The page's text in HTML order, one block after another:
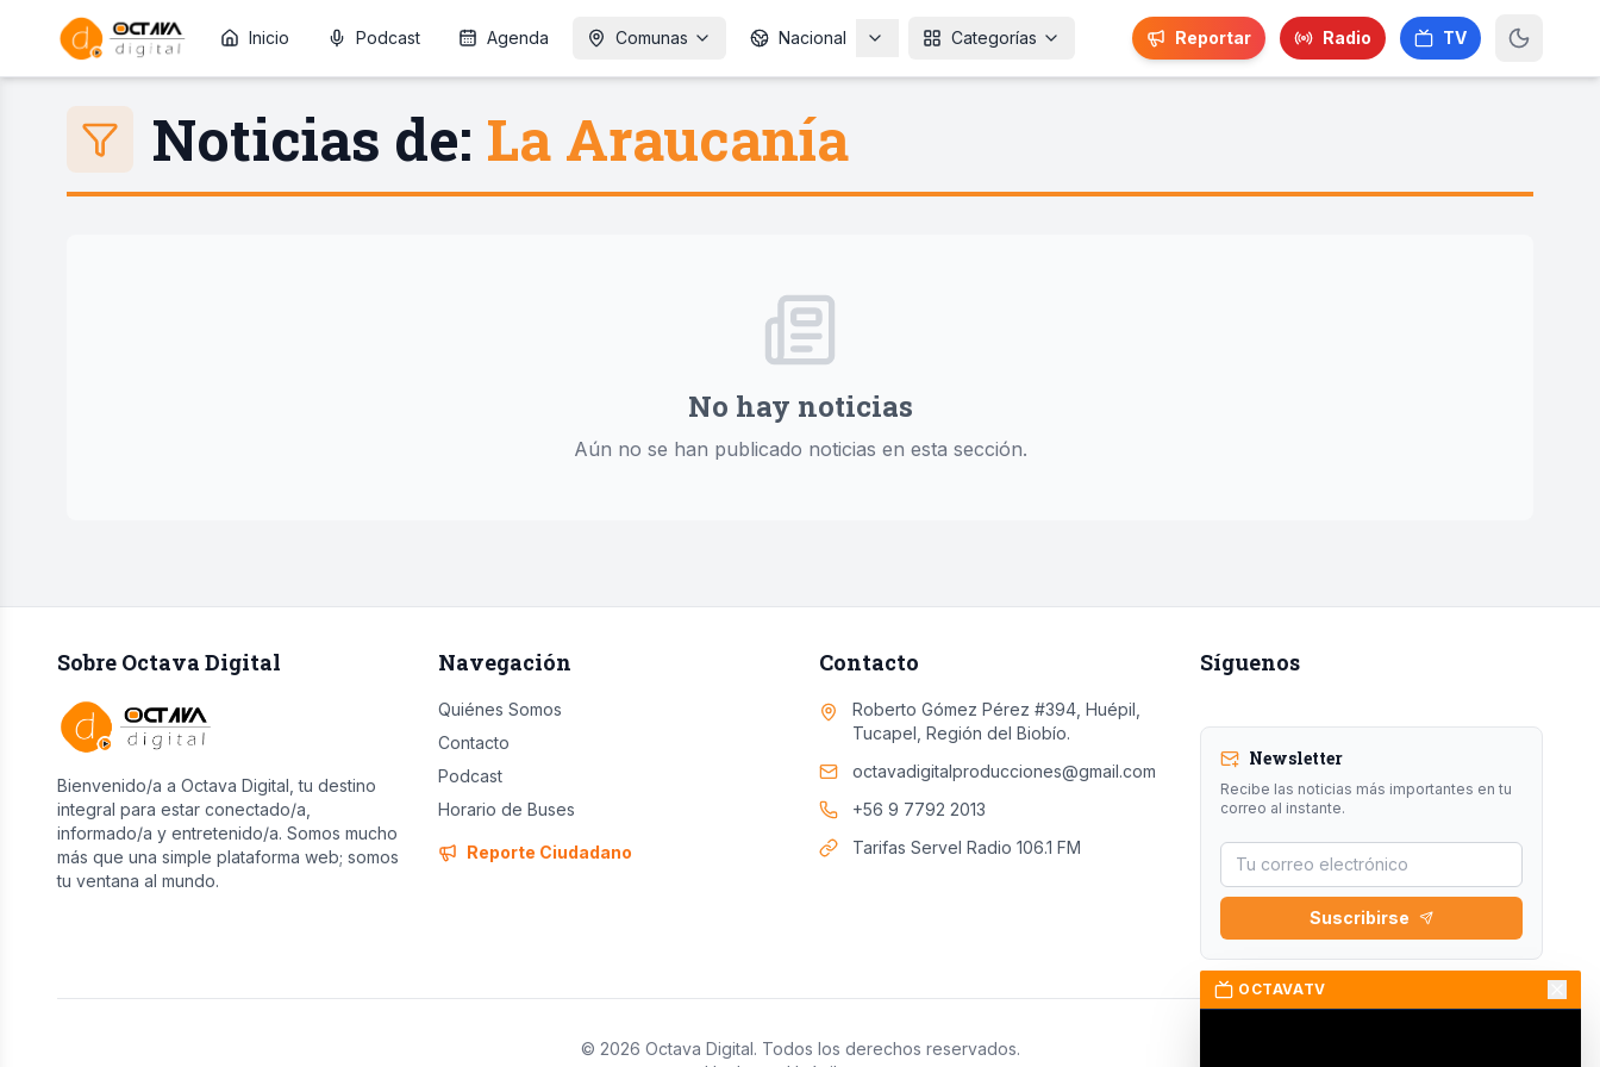
Inicio Podcast Agenda Comunas Nacional Categorías Reportar Radio TV
Noticias de: La Araucanía
No hay noticias
Aún no se han publicado noticias en esta sección.
Sobre Octava Digital
Bienvenido/a a Octava Digital, tu destino
integral para estar conectado/a,
informado/a y entretenido/a. Somos mucho
más que una simple plataforma web; somos
tu ventana al mundo.
Navegación
Quiénes Somos
Contacto
Podcast
Horario de Buses
Reporte Ciudadano
Contacto
Roberto Gómez Pérez #394, Huépil,
Tucapel, Región del Biobío.
octavadigitalproducciones@gmail.com
+56 9 7792 2013
Tarifas Servel Radio 106.1 FM
Síguenos
Newsletter
Recibe las noticias más importantes en tu
correo al instante.
Suscribirse
© 2026 Octava Digital. Todos los derechos reservados.
OCTAVATV